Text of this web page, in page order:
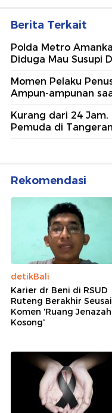
Berita Terkait
Polda Metro
Diduga Mau Susupi
Momen Pelaku
Ampun-ampunan
Kurang dari 24 Jam,
Pemuda di
Rekomendasi
detikBali
Karier dr Beni di RSUD
Ruteng Berakhir Seusai
Komen 'Ruang Jenazah
Kosong'